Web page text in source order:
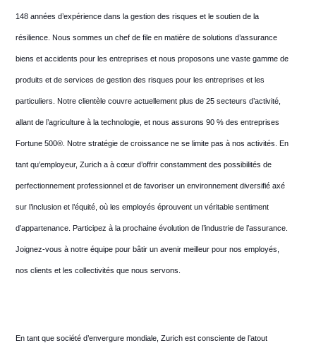
148 années d’expérience dans la gestion des risques et le soutien de la
résilience. Nous sommes un chef de file en matière de solutions d’assurance
biens et accidents pour les entreprises et nous proposons une vaste gamme de
produits et de services de gestion des risques pour les entreprises et les
particuliers. Notre clientèle couvre actuellement plus de 25 secteurs d’activité,
allant de l’agriculture à la technologie, et nous assurons 90 % des entreprises
Fortune 500®. Notre stratégie de croissance ne se limite pas à nos activités. En
tant qu’employeur, Zurich a à cœur d’offrir constamment des possibilités de
perfectionnement professionnel et de favoriser un environnement diversifié axé
sur l’inclusion et l’équité, où les employés éprouvent un véritable sentiment
d’appartenance. Participez à la prochaine évolution de l’industrie de l’assurance.
Joignez-vous à notre équipe pour bâtir un avenir meilleur pour nos employés,
nos clients et les collectivités que nous servons.
En tant que société d’envergure mondiale, Zurich est consciente de l’atout